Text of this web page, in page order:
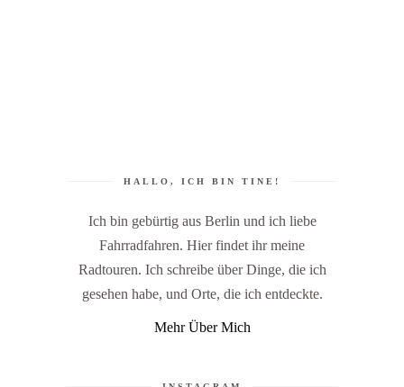
HALLO, ICH BIN TINE!
Ich bin gebürtig aus Berlin und ich liebe
Fahrradfahren. Hier findet ihr meine
Radtouren. Ich schreibe über Dinge, die ich
gesehen habe, und Orte, die ich entdeckte.
Mehr Über Mich